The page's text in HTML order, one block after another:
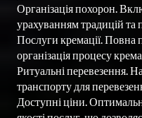
Організація похорон.
урахуванням традицій та
Послуги кремації. Повна
організація процесу
Ритуальні перевезення.
транспорту для
Доступні ціни.